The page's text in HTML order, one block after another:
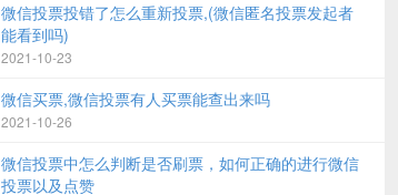
微信投票投错了怎么重新投票,(微信匿名投票发起者
能看到吗)
2021-10-23
微信买票,微信投票有人买票能查出来吗
2021-10-26
微信投票中怎么判断是否刷票，如何正确的进行微信
投票以及点赞